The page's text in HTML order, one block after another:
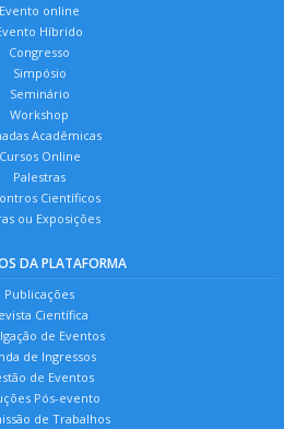
Evento online
Híbrido
Congresso
Simpósio
Seminário
Workshop
Acadêmicas
Cursos Online
Palestras
Científicos
ou Exposições
DA PLATAFORMA
Publicações
Científica
de Eventos
de Ingressos
de Eventos
Pós-evento
de Trabalhos